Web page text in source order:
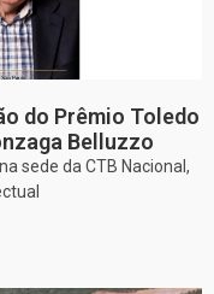
do Prêmio Toledo
Belluzzo
sede da CTB Nacional,